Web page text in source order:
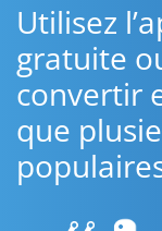
Utilisez
gratuite
convertir
que